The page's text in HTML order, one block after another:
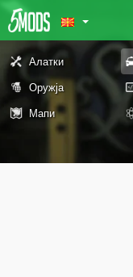
Алатки
Оружја
Мапи